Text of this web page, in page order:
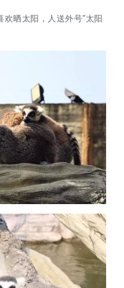
欢晒太阳，人送外号“太阳